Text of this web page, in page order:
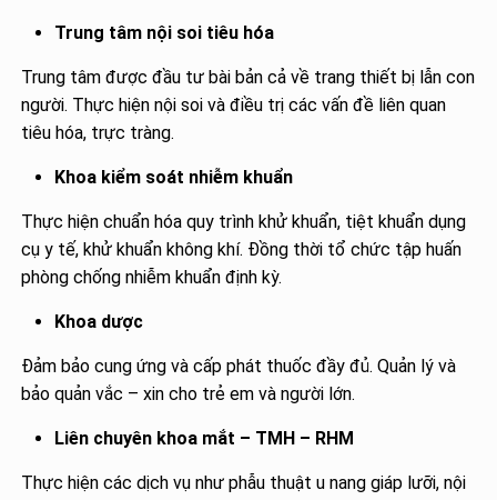
Trung tâm nội soi tiêu hóa
Trung tâm được đầu tư bài bản cả về trang thiết bị lẫn con
người. Thực hiện nội soi và điều trị các vấn đề liên quan
tiêu hóa, trực tràng.
Khoa kiểm soát nhiễm khuẩn
Thực hiện chuẩn hóa quy trình khử khuẩn, tiệt khuẩn dụng
cụ y tế, khử khuẩn không khí. Đồng thời tổ chức tập huấn
phòng chống nhiễm khuẩn định kỳ.
Khoa dược
Đảm bảo cung ứng và cấp phát thuốc đầy đủ. Quản lý và
bảo quản vắc – xin cho trẻ em và người lớn.
Liên chuyên khoa mắt – TMH – RHM
Thực hiện các dịch vụ như phẫu thuật u nang giáp lưỡi, nội